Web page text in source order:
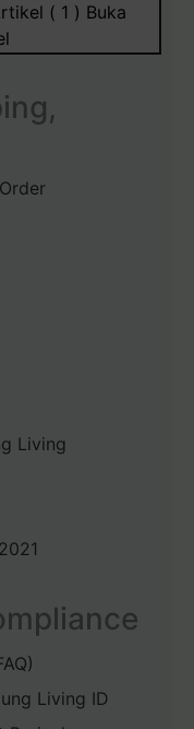
( 1 ) Buka
Living
Living ID